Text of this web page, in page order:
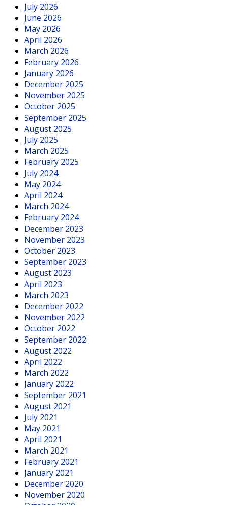
July 2026
June 2026
May 2026
April 2026
March 2026
February 2026
January 2026
December 2025
November 2025
October 2025
September 2025
August 2025
July 2025
March 2025
February 2025
July 2024
May 2024
April 2024
March 2024
February 2024
December 2023
November 2023
October 2023
September 2023
August 2023
April 2023
March 2023
December 2022
November 2022
October 2022
September 2022
August 2022
April 2022
March 2022
January 2022
September 2021
August 2021
July 2021
May 2021
April 2021
March 2021
February 2021
January 2021
December 2020
November 2020